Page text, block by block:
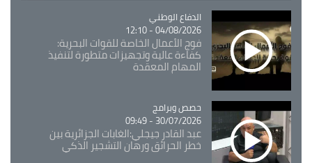
Catégorie
الدفاع الوطني
04/08/2026 - 12:10
فوج الأعمال الخاصة للقوات البحرية:
كفاءة عالية وتجهيزات متطورة لتنفيذ
المهام المعقدة
Catégorie
حصص وبرامج
30/07/2026 - 09:49
عبد القادر جيجلي:الغابات الجزائرية بين
خطر الحرائق ورهان التشجير الذكي